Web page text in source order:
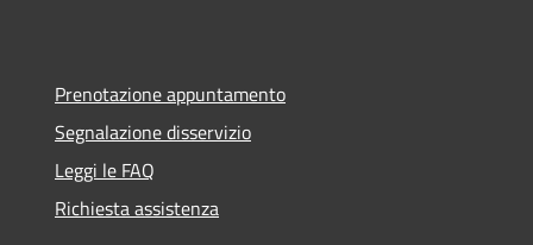
Prenotazione appuntamento
Segnalazione disservizio
Leggi le FAQ
Richiesta assistenza